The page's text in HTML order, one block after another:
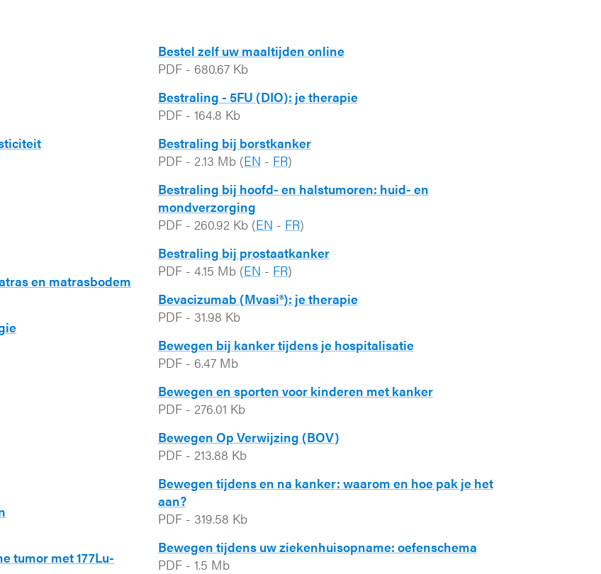
en matrasbodem
tumor met 177Lu-
Bestel zelf uw maaltijden online
PDF- 680.67 Kb
Bestraling - 5FU (DIO): je therapie
PDF- 164.8 Kb
Bestraling bij borstkanker
PDF- 2.13 Mb (EN - FR)
Bestraling bij hoofd- en halstumoren: huid- en
mondverzorging
PDF- 260.92 Kb (EN - FR)
Bestraling bij prostaatkanker
PDF- 4.15 Mb (EN - FR)
Bevacizumab (Mvasi®): je therapie
PDF- 31.98 Kb
Bewegen bij kanker tijdens je hospitalisatie
PDF- 6.47 Mb
Bewegen en sporten voor kinderen met kanker
PDF- 276.01 Kb
Bewegen Op Verwijzing (BOV)
PDF- 213.88 Kb
Bewegen tijdens en na kanker: waarom en hoe pak je het
aan?
PDF- 319.58 Kb
Bewegen tijdens uw ziekenhuisopname: oefenschema
PDF- 1.5 Mb